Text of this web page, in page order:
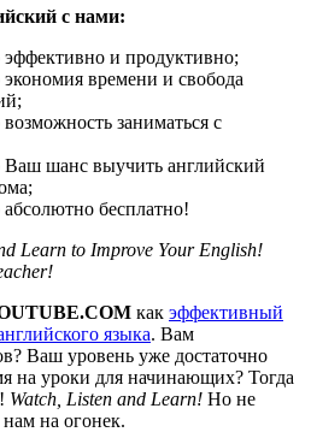
с нами:
и продуктивно;
времени и свобода
заниматься с
Ваш шанс выучить английский
бесплатно!
Learn to Improve Your English!
как эффективный
языка. Вам
Ваш уровень уже достаточно
на уроки для начинающих? Тогда
Watch, Listen and Learn! Но не
нам на огонек.